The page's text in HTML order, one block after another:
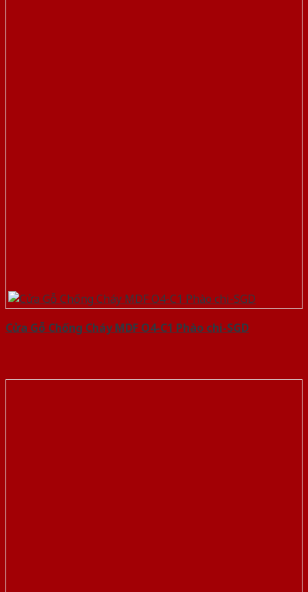
Cửa Gỗ Chống Cháy MDF O4-C1 Phào chi-SGD